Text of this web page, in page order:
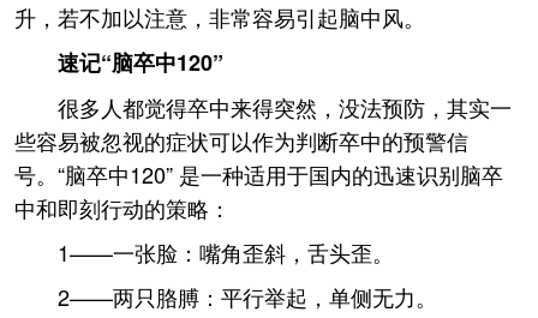
升，若不加以注意，非常容易引起脑中风。
速记“脑卒中120”
很多人都觉得卒中来得突然，没法预防，其实一
些容易被忽视的症状可以作为判断卒中的预警信
号。“脑卒中120” 是一种适用于国内的迅速识别脑卒
中和即刻行动的策略：
1——一张脸：嘴角歪斜，舌头歪。
2——两只胳膊：平行举起，单侧无力。